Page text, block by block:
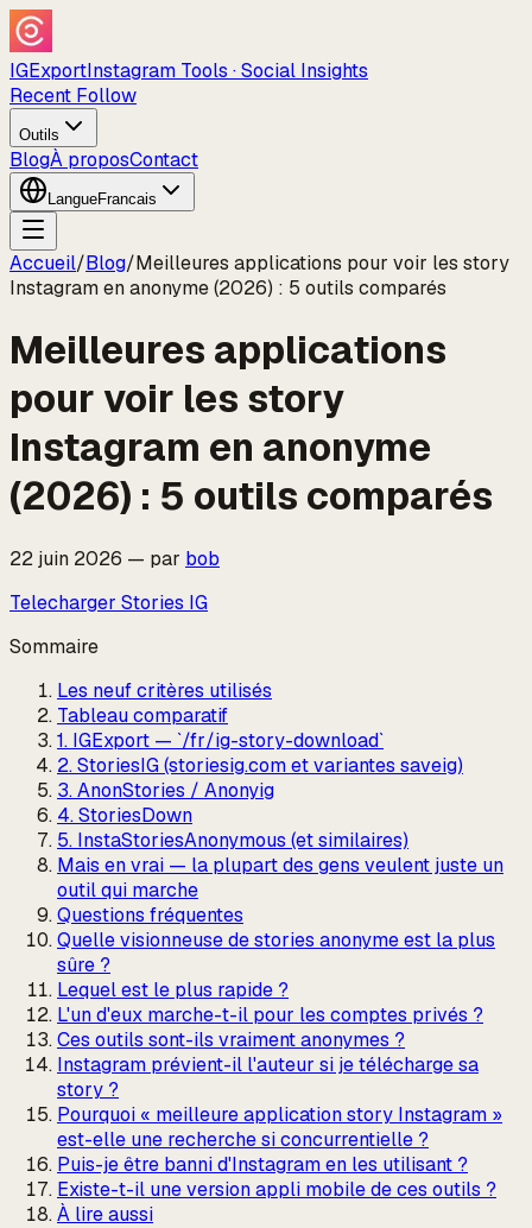
IGExportInstagram Tools · Social Insights
Recent Follow
Outils
BlogÀ proposContact
LangueFrancais
Accueil/Blog/Meilleures applications pour voir les story
Instagram en anonyme (2026) : 5 outils comparés
Meilleures applications
pour voir les story
Instagram en anonyme
(2026) : 5 outils comparés
22 juin 2026 — par bob
Telecharger Stories IG
Sommaire
Les neuf critères utilisés
Tableau comparatif
1. IGExport — `/fr/ig-story-download`
2. StoriesIG (storiesig.com et variantes saveig)
3. AnonStories / Anonyig
4. StoriesDown
5. InstaStoriesAnonymous (et similaires)
Mais en vrai — la plupart des gens veulent juste un
outil qui marche
Questions fréquentes
Quelle visionneuse de stories anonyme est la plus
sûre ?
Lequel est le plus rapide ?
L'un d'eux marche-t-il pour les comptes privés ?
Ces outils sont-ils vraiment anonymes ?
Instagram prévient-il l'auteur si je télécharge sa
story ?
Pourquoi « meilleure application story Instagram »
est-elle une recherche si concurrentielle ?
Puis-je être banni d'Instagram en les utilisant ?
Existe-t-il une version appli mobile de ces outils ?
À lire aussi